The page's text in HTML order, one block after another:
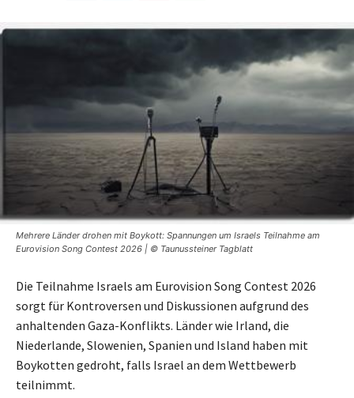
Mehrere Länder drohen mit Boykott: Spannungen um Israels Teilnahme am
Eurovision Song Contest 2026 | © Taunussteiner Tagblatt
Die Teilnahme Israels am Eurovision Song Contest 2026
sorgt für Kontroversen und Diskussionen aufgrund des
anhaltenden Gaza-Konflikts. Länder wie Irland, die
Niederlande, Slowenien, Spanien und Island haben mit
Boykotten gedroht, falls Israel an dem Wettbewerb
teilnimmt.